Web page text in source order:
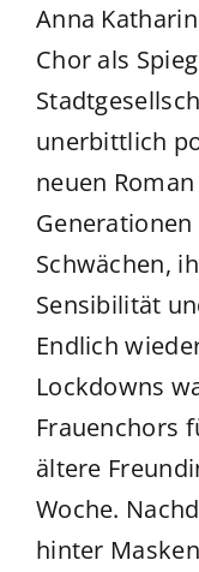
Anna
Chor als
unerbittlich
neuen
Schwächen,
Sensibilität
Endlich
Lockdowns
Frauenchors
ältere
Woche.
hinter